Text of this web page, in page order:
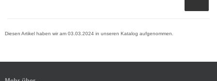
Diesen Artikel haben wir am 03.03.2024 in unseren Katalog aufgenommen.